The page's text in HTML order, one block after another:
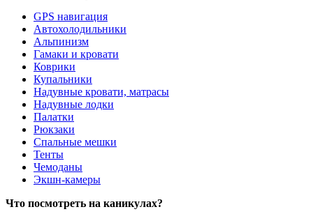
GPS навигация
Автохолодильники
Альпинизм
Гамаки и кровати
Коврики
Купальники
Надувные кровати, матрасы
Надувные лодки
Палатки
Рюкзаки
Спальные мешки
Тенты
Чемоданы
Экшн-камеры
Что посмотреть на каникулах?